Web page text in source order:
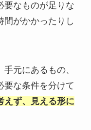
要なものが足りな
間がかかったりし
元にあるもの、
要な条件を分けて
えず、見える形に